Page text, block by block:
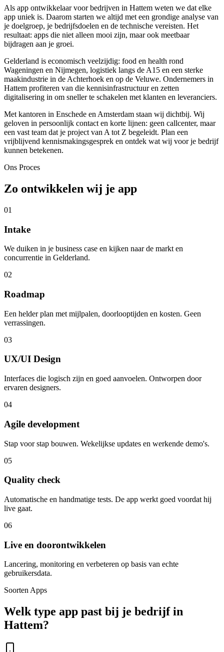
Als app ontwikkelaar voor bedrijven in Hattem weten we dat elke
app uniek is. Daarom starten we altijd met een grondige analyse van
je doelgroep, je bedrijfsdoelen en de technische vereisten. Het
resultaat: apps die niet alleen mooi zijn, maar ook meetbaar
bijdragen aan je groei.
Gelderland is economisch veelzijdig: food en health rond
Wageningen en Nijmegen, logistiek langs de A15 en een sterke
maakindustrie in de Achterhoek en op de Veluwe. Ondernemers in
Hattem profiteren van die kennisinfrastructuur en zetten
digitalisering in om sneller te schakelen met klanten en leveranciers.
Met kantoren in Enschede en Amsterdam staan wij dichtbij. Wij
geloven in persoonlijk contact en korte lijnen: geen callcenter, maar
een vast team dat je project van A tot Z begeleidt. Plan een
vrijblijvend kennismakingsgesprek en ontdek wat wij voor je bedrijf
kunnen betekenen.
Ons Proces
Zo ontwikkelen wij je app
01
Intake
We duiken in je business case en kijken naar de markt en
concurrentie in Gelderland.
02
Roadmap
Een helder plan met mijlpalen, doorlooptijden en kosten. Geen
verrassingen.
03
UX/UI Design
Interfaces die logisch zijn en goed aanvoelen. Ontworpen door
ervaren designers.
04
Agile development
Stap voor stap bouwen. Wekelijkse updates en werkende demo's.
05
Quality check
Automatische en handmatige tests. De app werkt goed voordat hij
live gaat.
06
Live en doorontwikkelen
Lancering, monitoring en verbeteren op basis van echte
gebruikersdata.
Soorten Apps
Welk type app past bij je bedrijf in
Hattem?